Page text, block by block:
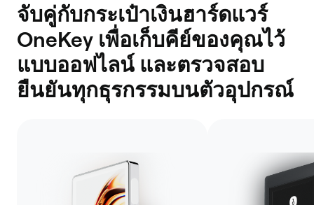
จับคู่กับกระเป๋าเงินฮาร์ดแวร์
OneKey เพื่อเก็บคีย์ของคุณไว้
แบบออฟไลน์ และตรวจสอบ
ยืนยันทุกธุรกรรมบนตัวอุปกรณ์